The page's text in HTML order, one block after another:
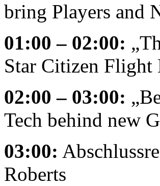
bring Players and
01:00 – 02:00:
Star Citizen Flight
02:00 – 03:00:
Tech behind new
03:00:
Roberts